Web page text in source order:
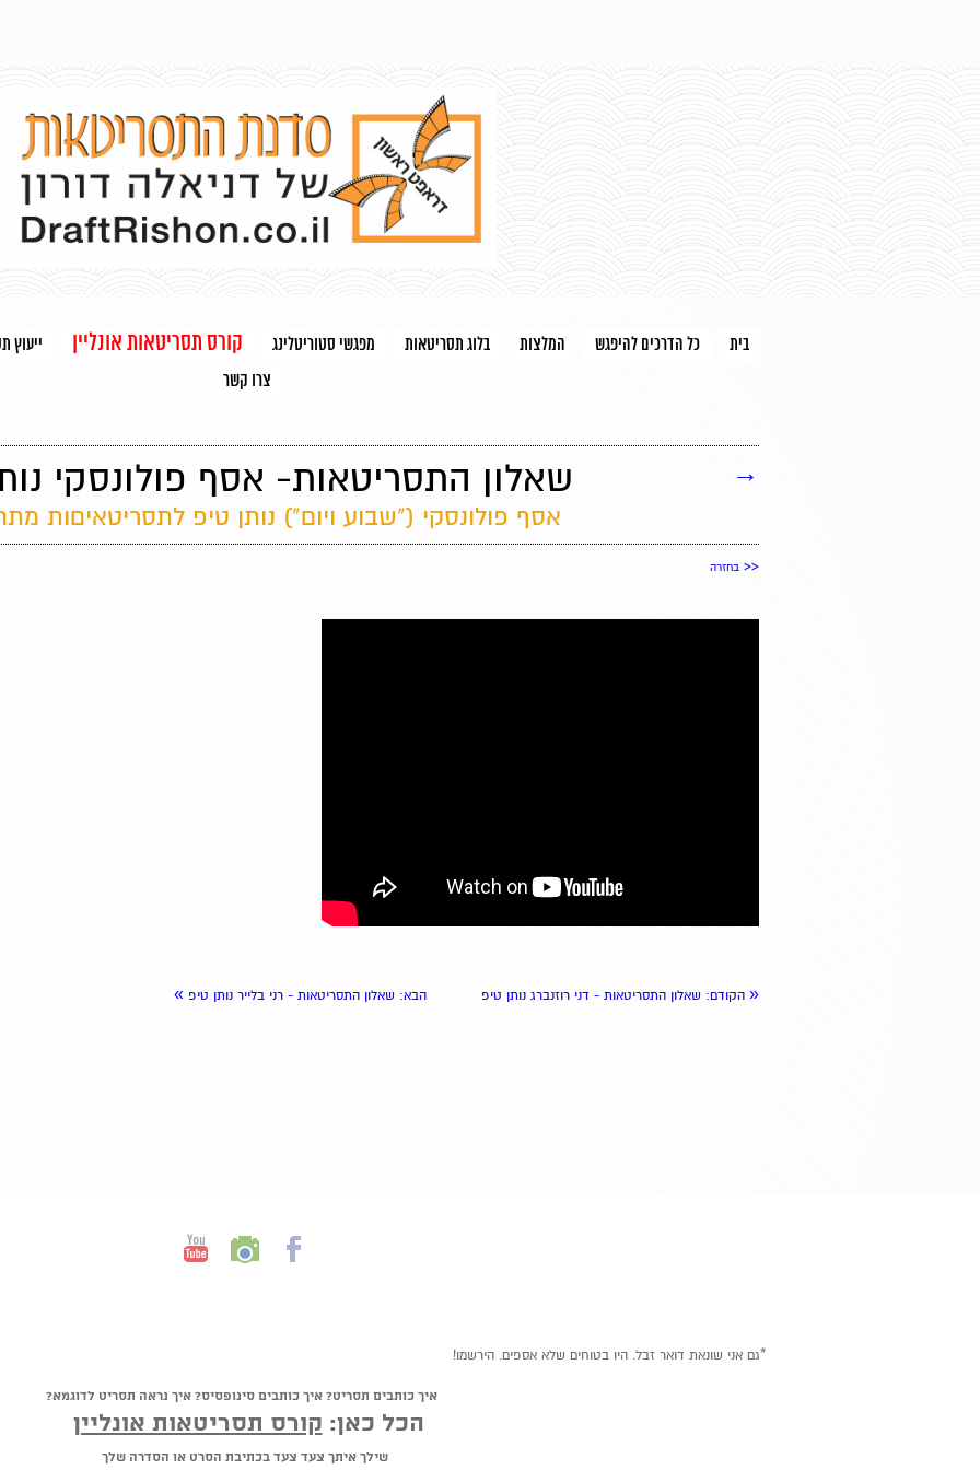
בית כל הדרכים להיפגש המלצות בלוג תסריטאות מפגשי סטוריטלינג קורס תסריטאות אונליין ייעוץ
צרו קשר
שאלון התסריטאות- אסף פולונסקי
אסף פולונסקי ("שבוע ויום") נותן טיפ לתסריטאיםות
→
<< בחזרה
« הקודם: שאלון התסריטאות - דני רוזנברג נותן טיפ הבא: שאלון התסריטאות - רני בלייר נותן טיפ »
*גם אני שונאת דואר זבל. היו בטוחים שלא אספים. הירשמו!
איך כותבים תסריט? איך כותבים סינופסיס? איך נראה תסריט לדוגמא?
הכל כאן: קורס תסריטאות אונליין
שילך איתך צעד צעד בכתיבת הסרט או הסדרה שלך